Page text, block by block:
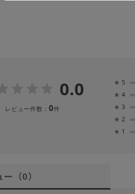
0.0
レビュー件数： 0件
★ 5
★ 4
★ 3
★ 2
★ 1
ー （0）